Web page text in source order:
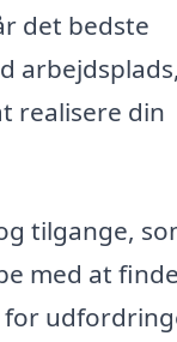
det bedste
realisere din
tilgange,
med at
for